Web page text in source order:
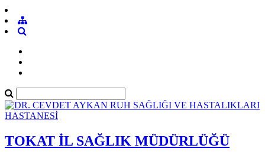
TOKAT İL SAĞLIK MÜDÜRLÜĞÜ